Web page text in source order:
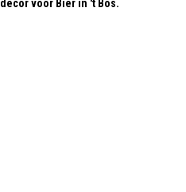
decor voor Bier in 't Bos.